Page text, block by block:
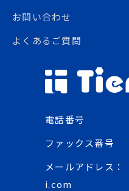
お問い合わせ
よくあるご質問
電話番号
ファックス番号
メールアドレス：
i.com